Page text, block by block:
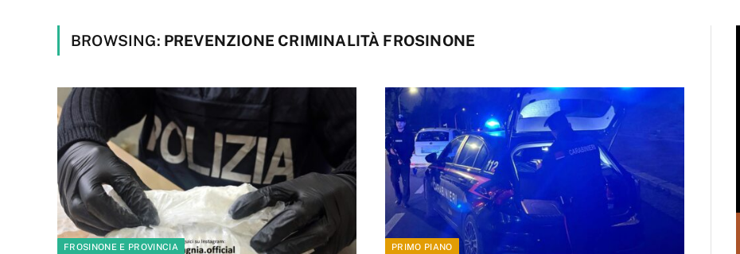
BROWSING: PREVENZIONE CRIMINALITÀ FROSINONE
FROSINONE E PROVINCIA PRIMO PIANO